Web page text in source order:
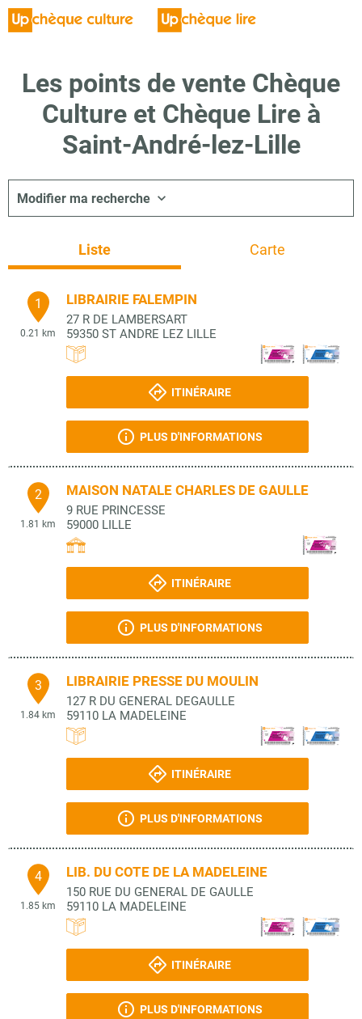
Les points de vente Chèque
Culture et Chèque Lire à
Saint-André-lez-Lille
Modifier ma recherche
Liste Carte
1
0.21 km
LIBRAIRIE FALEMPIN
27 R DE LAMBERSART
59350 ST ANDRE LEZ LILLE
ITINÉRAIRE
PLUS D'INFORMATIONS
2
1.81 km
MAISON NATALE CHARLES DE GAULLE
9 RUE PRINCESSE
59000 LILLE
ITINÉRAIRE
PLUS D'INFORMATIONS
3
1.84 km
LIBRAIRIE PRESSE DU MOULIN
127 R DU GENERAL DEGAULLE
59110 LA MADELEINE
ITINÉRAIRE
PLUS D'INFORMATIONS
4
1.85 km
LIB. DU COTE DE LA MADELEINE
150 RUE DU GENERAL DE GAULLE
59110 LA MADELEINE
ITINÉRAIRE
PLUS D'INFORMATIONS